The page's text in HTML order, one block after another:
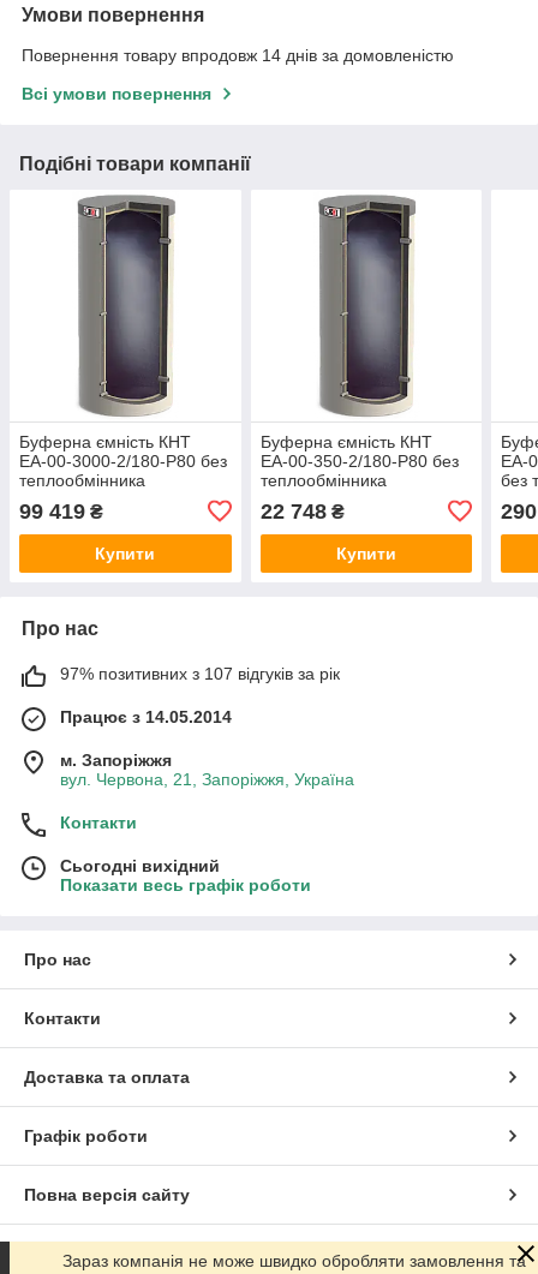
Умови повернення
Повернення товару впродовж 14 днів за домовленістю
Всі умови повернення
Подібні товари компанії
Буферна ємність КНТ
ЕА-00-3000-2/180-P80 без
теплообмінника
99 419 ₴
Купити
Буферна ємність КНТ
ЕА-00-350-2/180-P80 без
теплообмінника
22 748₴
Купити
ЕА-
без
Про нас
97% позитивних з 107 відгуків за рік
Працює з 14.05.2014
м. Запоріжжя
вул. Червона, 21, Запоріжжя, Україна
Контакти
Сьогодні вихідний
Показати весь графік роботи
Про нас
Контакти
Доставка та оплата
Графік роботи
Повна версія сайту
Сайт створено на маркетплейсі Prom.ua
Зараз компанія не може швидко обробляти замовлення та